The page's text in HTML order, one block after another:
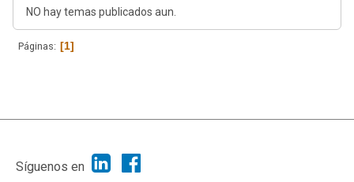
NO hay temas publicados aun.
Páginas 1
|
Síguenos en